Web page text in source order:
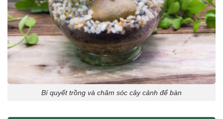
Bí quyết trồng và chăm sóc cây cảnh để bàn